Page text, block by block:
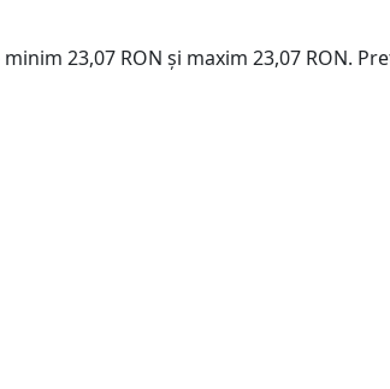
23,07 RON și maxim 23,07 RON.